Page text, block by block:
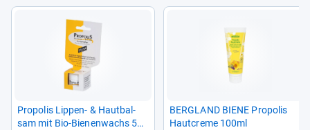
Pro­po­lis Lip­pen-​ & Haut­bal­
sam mit Bio-​Bie­nen­wachs 5
BER­G­LAND BIENE Pro­po­lis
Haut­creme 100ml